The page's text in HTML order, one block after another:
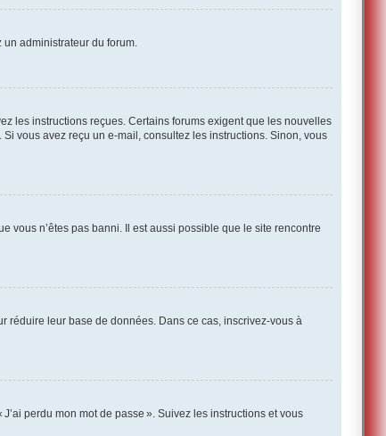
un administrateur du forum.
les instructions reçues. Certains forums exigent que les nouvelles
vous avez reçu un e-mail, consultez les instructions. Sinon, vous
vous n’êtes pas banni. Il est aussi possible que le site rencontre
réduire leur base de données. Dans ce cas, inscrivez-vous à
perdu mon mot de passe ». Suivez les instructions et vous